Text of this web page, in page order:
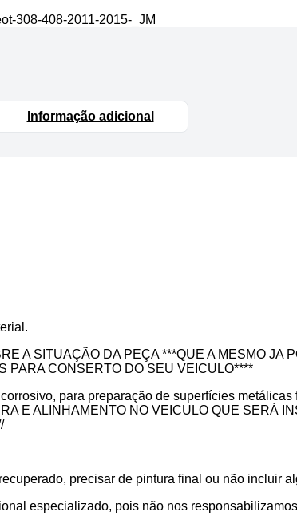
308-408-2011-2015-_JM
Informação adicional
A SITUAÇÃO DA PEÇA ***QUE A MESMO JA
PARA CONSERTO DO SEU VEICULO****
para preparação de superfícies
E ALINHAMENTO NO VEICULO QUE SERÁ
precisar de pintura final ou não incluir
especializado, pois não nos